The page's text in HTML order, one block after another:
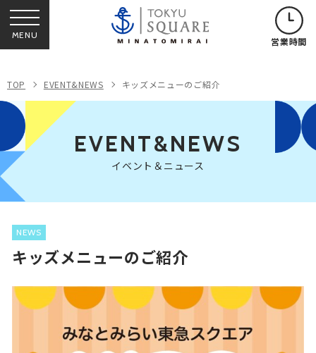
MENU 営業時間
TOP EVENT&NEWS キッズメニューのご紹介
EVENT&NEWS
イベント＆ニュース
NEWS
キッズメニューのご紹介